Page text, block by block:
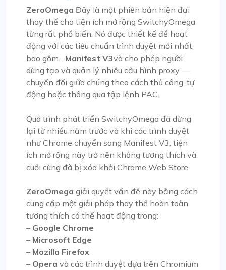
ZeroOmega Đây là một phiên bản hiện đại
thay thế cho tiện ích mở rộng SwitchyOmega
từng rất phổ biến. Nó được thiết kế để hoạt
động với các tiêu chuẩn trình duyệt mới nhất,
bao gồm... Manifest V3và cho phép người
dùng tạo và quản lý nhiều cấu hình proxy —
chuyển đổi giữa chúng theo cách thủ công, tự
động hoặc thông qua tập lệnh PAC.
Quá trình phát triển SwitchyOmega đã dừng
lại từ nhiều năm trước và khi các trình duyệt
như Chrome chuyển sang Manifest V3, tiện
ích mở rộng này trở nên không tương thích và
cuối cùng đã bị xóa khỏi Chrome Web Store.
ZeroOmega giải quyết vấn đề này bằng cách
cung cấp một giải pháp thay thế hoàn toàn
tương thích có thể hoạt động trong:
– Google Chrome
– Microsoft Edge
– Mozilla Firefox
– Opera và các trình duyệt dựa trên Chromium